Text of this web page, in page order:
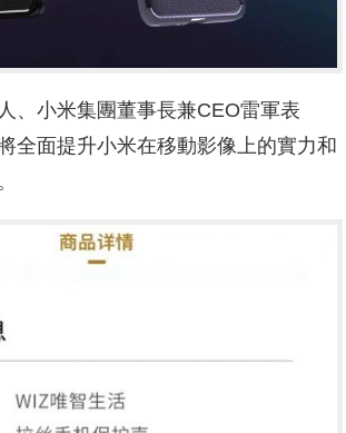
、小米集團董事長兼CEO雷軍表
全面提升小米在移動影像上的實力和